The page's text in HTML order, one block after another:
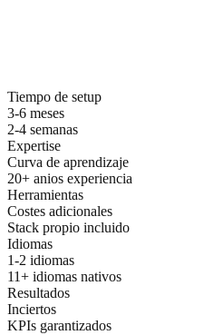
Tiempo de setup
3-6 meses
2-4 semanas
Expertise
Curva de aprendizaje
20+ anios experiencia
Herramientas
Costes adicionales
Stack propio incluido
Idiomas
1-2 idiomas
11+ idiomas nativos
Resultados
Inciertos
KPIs garantizados